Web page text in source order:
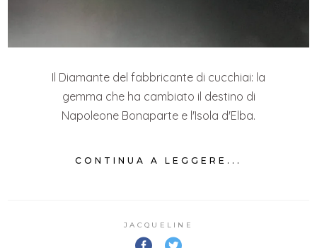
Il Diamante del fabbricante di cucchiai: la
gemma che ha cambiato il destino di
Napoleone Bonaparte e l'Isola d'Elba.
CONTINUA A LEGGERE...
JACQUELINE